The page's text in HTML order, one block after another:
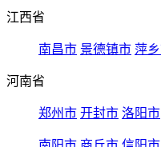
江西省
南昌市 景德镇市 萍
河南省
郑州市 开封市 洛阳市